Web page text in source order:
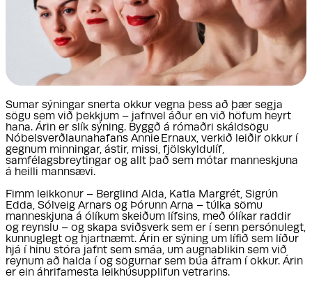
Sumar sýningar snerta okkur vegna þess að þær segja
sögu sem við þekkjum – jafnvel áður en við höfum heyrt
hana. Árin er slík sýning. Byggð á rómaðri skáldsögu
Nóbelsverðlaunahafans Annie Ernaux, verkið leiðir okkur í
gegnum minningar, ástir, missi, fjölskyldulíf,
samfélagsbreytingar og allt það sem mótar manneskjuna
á heilli mannsævi.
Fimm leikkonur – Berglind Alda, Katla Margrét, Sigrún
Edda, Sólveig Arnars og Þórunn Arna – túlka sömu
manneskjuna á ólíkum skeiðum lífsins, með ólíkar raddir
og reynslu – og skapa sviðsverk sem er í senn persónulegt,
kunnuglegt og hjartnæmt. Árin er sýning um lífið sem líður
hjá í hinu stóra jafnt sem smáa, um augnablikin sem við
reynum að halda í og sögurnar sem búa áfram í okkur. Árin
er ein áhrifamesta leikhúsupplifun vetrarins.